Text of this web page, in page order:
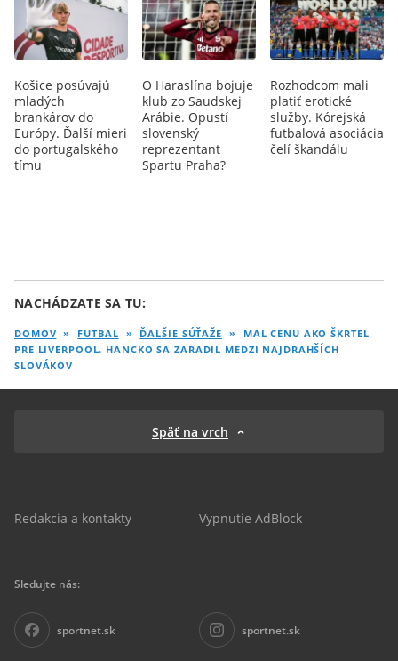
Košice posúvajú
mladých
brankárov do
Európy. Ďalší mieri
do portugalského
tímu
O Haraslína bojuje
klub zo Saudskej
Arábie. Opustí
slovenský
reprezentant
Spartu Praha?
Rozhodcom mali
platiť erotické
služby. Kórejská
futbalová asociácia
čelí škandálu
NACHÁDZATE SA TU:
DOMOV » FUTBAL » ĎALŠIE SÚŤAŽE »
MAL CENU AKO ŠKRTEL
PRE LIVERPOOL. HANCKO SA ZARADIL MEDZI NAJDRAHŠÍCH
SLOVÁKOV
Späť na vrch
Redakcia a kontakty Vypnutie AdBlock
Sledujte nás:
sportnet.sk sportnet.sk